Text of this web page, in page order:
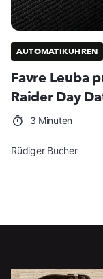
AUTOMATIKUHREN
Favre Leuba
Raider Day
3 Minuten
Rüdiger Bucher